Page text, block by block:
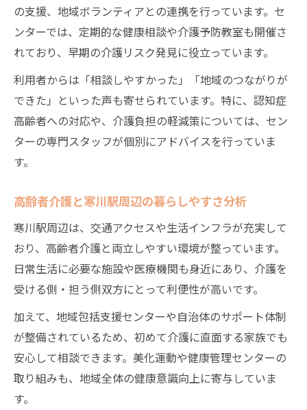
の支援、地域ボランティアとの連携を行っています。セ
ンターでは、定期的な健康相談や介護予防教室も開催さ
れており、早期の介護リスク発見に役立っています。
利用者からは「相談しやすかった」「地域のつながりが
できた」といった声も寄せられています。特に、認知症
高齢者への対応や、介護負担の軽減策については、セン
ターの専門スタッフが個別にアドバイスを行っていま
す。
高齢者介護と寒川駅周辺の暮らしやすさ分析
寒川駅周辺は、交通アクセスや生活インフラが充実して
おり、高齢者介護と両立しやすい環境が整っています。
日常生活に必要な施設や医療機関も身近にあり、介護を
受ける側・担う側双方にとって利便性が高いです。
加えて、地域包括支援センターや自治体のサポート体制
が整備されているため、初めて介護に直面する家族でも
安心して相談できます。美化運動や健康管理センターの
取り組みも、地域全体の健康意識向上に寄与していま
す。